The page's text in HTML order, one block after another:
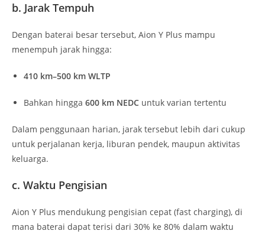
b. Jarak Tempuh
Dengan baterai besar tersebut, Aion Y Plus mampu
menempuh jarak hingga:
410 km–500 km WLTP
Bahkan hingga 600 km NEDC untuk varian tertentu
Dalam penggunaan harian, jarak tersebut lebih dari cukup
untuk perjalanan kerja, liburan pendek, maupun aktivitas
keluarga.
c. Waktu Pengisian
Aion Y Plus mendukung pengisian cepat (fast charging), di
mana baterai dapat terisi dari 30% ke 80% dalam waktu